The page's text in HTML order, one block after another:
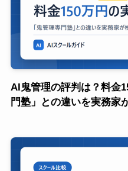
AI鬼管理の評判は？料金
門塾」との違いを実務家